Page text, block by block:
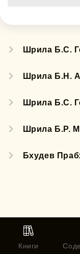
Шрила Б.С.
Шрила Б.Н.
Шрила Б.С.
Шрила Б.Р.
Бхудев
Книги